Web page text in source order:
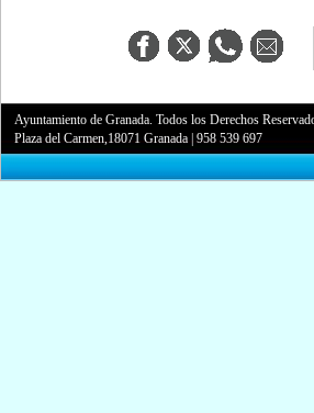
Ayuntamiento de Granada. Todos los Derechos
Plaza del Carmen,18071 Granada |958 539 697